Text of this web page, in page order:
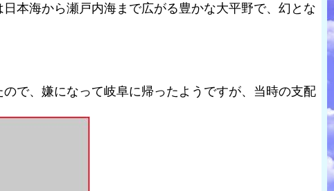
本海から瀬戸内海まで広がる豊かな大平野で、幻とな
で、嫌になって岐阜に帰ったようですが、当時の支配